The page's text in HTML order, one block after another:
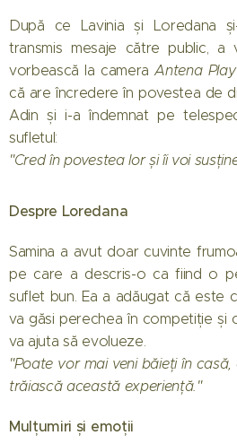
După ce Lavinia și Loredana
transmis mesaje către public, a
vorbească la cameraAntena Play
că are încredere în povestea de
Adin și i-a îndemnat pe
sufletul:
"Cred în povestea lor și îi voi
Despre Loredana
Samina a avut doar cuvinte
pe care a descris-o ca fiind o
suflet bun. Ea a adăugat că este
va găsi perechea în competiție și
va ajuta să evolueze.
"Poate vor mai veni băieți în
trăiască această experiență."
Mulțumiri și emoții